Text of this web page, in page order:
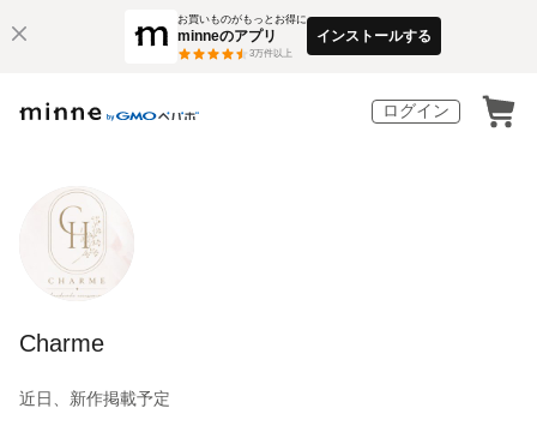
お買いものがもっとお得に
minneのアプリ
3万件以上
インストールする
ログイン
Charme
近日、新作掲載予定